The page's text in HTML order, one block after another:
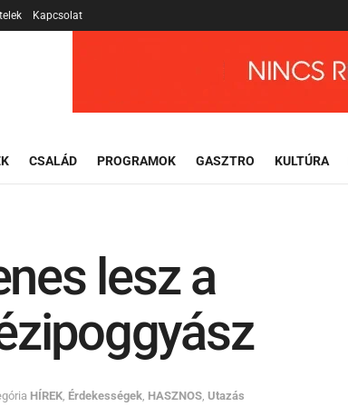
Kapcsolat
CSALÁD PROGRAMOK GASZTRO KULTÚRA
lesz a
HÍREK, Érdekességek, HASZNOS, Utazás